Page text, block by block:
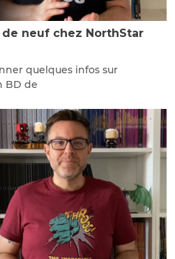
neuf chez NorthStar
quelques infos sur
BD de